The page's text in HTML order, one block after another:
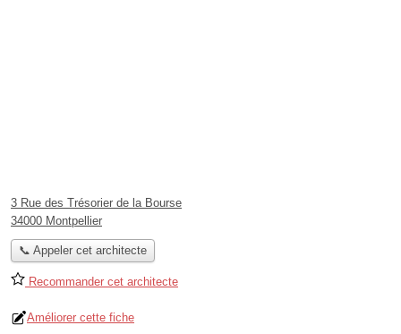
3 Rue des Trésorier de la Bourse
34000 Montpellier
📞 Appeler cet architecte
Recommander cet architecte
Améliorer cette fiche